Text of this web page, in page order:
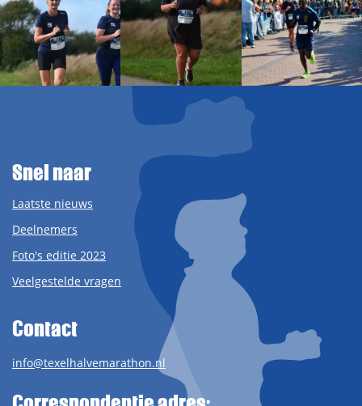
Snel naar
Laatste nieuws
Deelnemers
Foto's editie 2023
Veelgestelde vragen
Contact
info@texelhalvemarathon.nl